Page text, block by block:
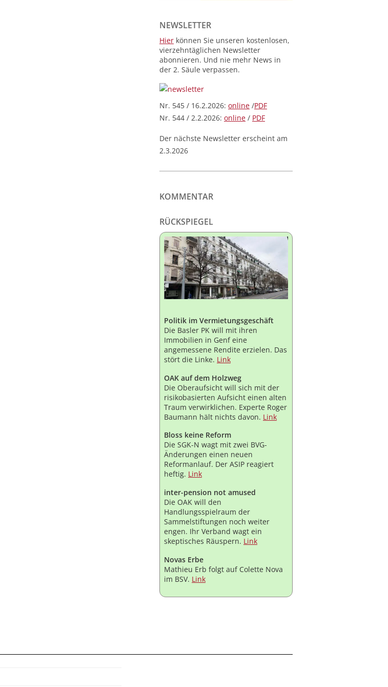
NEWSLETTER
Hier können Sie unseren kostenlosen,
vierzehntäglichen Newsletter
abonnieren. Und nie mehr News in
der 2. Säule verpassen.
Nr. 545 / 16.2.2026: online /PDF
Nr. 544 / 2.2.2026: online / PDF
Der nächste Newsletter erscheint am
2.3.2026
KOMMENTAR
RÜCKSPIEGEL
Politik im Vermietungsgeschäft
Die Basler PK will mit ihren
Immobilien in Genf eine
angemessene Rendite erzielen. Das
stört die Linke. Link
OAK auf dem Holzweg
Die Oberaufsicht will sich mit der
risikobasierten Aufsicht einen alten
Traum verwirklichen. Experte Roger
Baumann hält nichts davon. Link
Bloss keine Reform
Die SGK-N wagt mit zwei BVG-
Änderungen einen neuen
Reformanlauf. Der ASIP reagiert
heftig. Link
inter-pension not amused
Die OAK will den
Handlungsspielraum der
Sammelstiftungen noch weiter
engen. Ihr Verband wagt ein
skeptisches Räuspern. Link
Novas Erbe
Mathieu Erb folgt auf Colette Nova
im BSV. Link